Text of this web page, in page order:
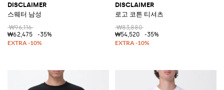
DISCLAIMER
스웨터 남성
₩96,116
₩62,475
-35%
DISCLAIMER
로고 코튼 티셔츠
₩83,880
₩54,520
-35%